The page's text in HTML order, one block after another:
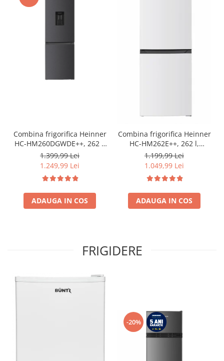
Combina frigorifica Heinner
HC-HM260DGWDE++, 262 l,
Clasa E, Dozator de apa,
Control electronic cu
termostat ajustabil, Lumina
cm, Gri antracit texturat
1.399,99 Lei
1.249,99 Lei
ADAUGA IN COS
Combina frigorifica Heinner
HC-HM262E++, 262 l,
Control electronic,
Iluminare LED, Usi
reversibile, Clasa E, H 180
cm, Alb
1.199,99 Lei
1.049,99 Lei
ADAUGA IN COS
FRIGIDERE
-20%